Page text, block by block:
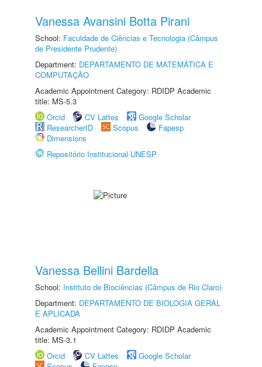
Vanessa Avansini Botta Pirani
School: Faculdade de Ciências e Tecnologia (Câmpus
de Presidente Prudente)
Department: DEPARTAMENTO DE MATEMÁTICA E
COMPUTAÇÃO
Academic Appointment Category: RDIDP Academic
title: MS-5.3
Orcid
CV Lattes
Google Scholar
ResearcherID
Scopus
Fapesp
Dimensions
Repositório Institucional UNESP
Vanessa Bellini Bardella
School: Instituto de Biociências (Câmpus de Rio Claro)
Department: DEPARTAMENTO DE BIOLOGIA GERAL
E APLICADA
Academic Appointment Category: RDIDP Academic
title: MS-3.1
Orcid
CV Lattes
Google Scholar